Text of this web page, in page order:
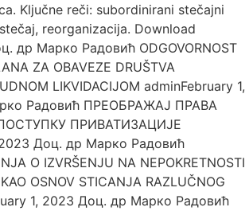
Ključne reči: subordinirani stečajni
reorganizacija. Download
др Марко Радовић ODGOVORNOST
ZA OBAVEZE DRUŠTVA
LIKVIDACIJOM adminFebruary 1,
Радовић ПРЕОБРАЖАЈ ПРАВА
ПРИВАТИЗАЦИЈЕ
Доц. др Марко Радовић
O IZVRŠENJU NA NEPOKRETNOSTI
OSNOV STICANJA RAZLUČNOG
1, 2023 Доц. др Марко Радовић